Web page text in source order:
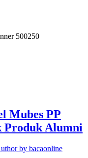
Mubes PP
Produk Alumni
by bacaonline